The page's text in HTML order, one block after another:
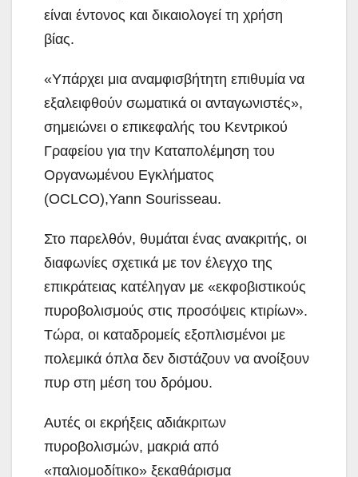
είναι έντονος και δικαιολογεί τη χρήση
βίας.
«Υπάρχει μια αναμφισβήτητη επιθυμία να
εξαλειφθούν σωματικά οι ανταγωνιστές»,
σημειώνει ο επικεφαλής του Κεντρικού
Γραφείου για την Καταπολέμηση του
Οργανωμένου Εγκλήματος
(OCLCO),Yann Sourisseau.
Στο παρελθόν, θυμάται ένας ανακριτής, οι
διαφωνίες σχετικά με τον έλεγχο της
επικράτειας κατέληγαν με «εκφοβιστικούς
πυροβολισμούς στις προσόψεις κτιρίων».
Τώρα, οι καταδρομείς εξοπλισμένοι με
πολεμικά όπλα δεν διστάζουν να ανοίξουν
πυρ στη μέση του δρόμου.
Αυτές οι εκρήξεις αδιάκριτων
πυροβολισμών, μακριά από
«παλιομοδίτικο» ξεκαθάρισμα